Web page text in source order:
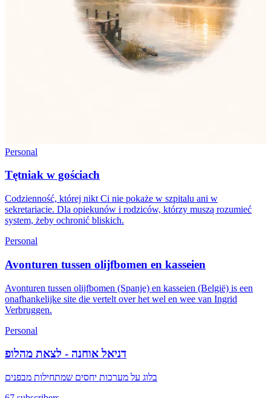
Personal
Tętniak w gościach
Codzienność, której nikt Ci nie pokaże w szpitalu ani w
sekretariacie. Dla opiekunów i rodziców, którzy muszą rozumieć
system, żeby ochronić bliskich.
Personal
Avonturen tussen olijfbomen en kasseien
Avonturen tussen olijfbomen (Spanje) en kasseien (België) is een
onafhankelijke site die vertelt over het wel en wee van Ingrid
Verbruggen.
Personal
דניאל אוחנה - לצאת מהלופ
בלוג על מערכות יחסים שמתחילות מבפנים